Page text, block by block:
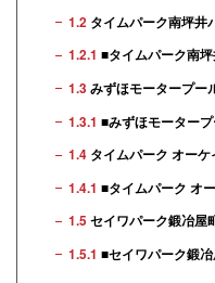
1.2 タイムパーク南坪井
1.2.1 ■タイムパーク南
1.3 みずほモータープー
1.3.1 ■みずほモーター
1.4 タイムパーク オー
1.4.1 ■タイムパーク オ
1.5 セイワパーク鍛冶屋
1.5.1 ■セイワパーク鍛